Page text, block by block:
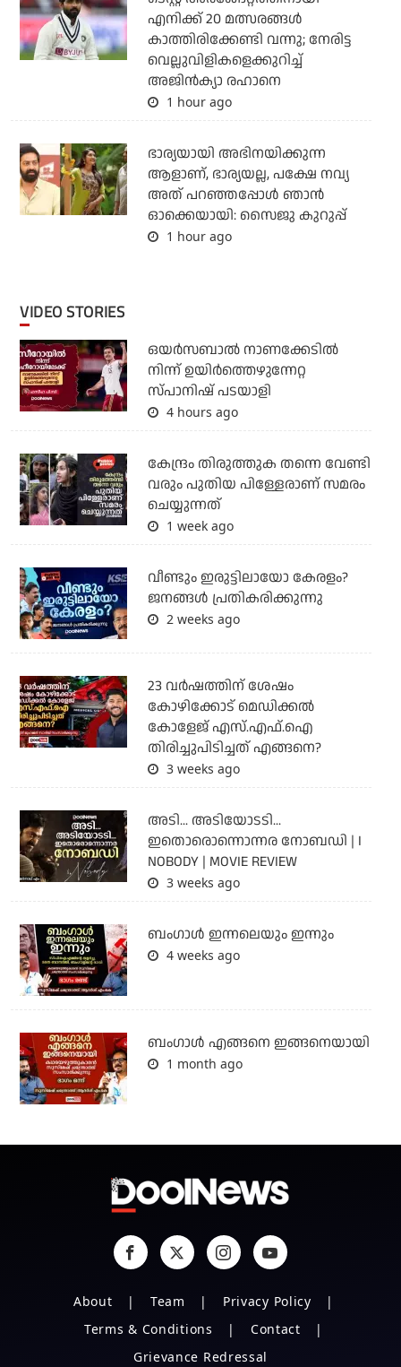
എനിക്ക് 20 മത്സരങ്ങള്‍
കാത്തിരിക്കേണ്ടി വന്നു; നേരിട്ട
വെല്ലുവിളികളെക്കുറിച്ച്
അജിന്‍ക്യാ രഹാനെ
1 hour ago
ഭാര്യയായി അഭിനയിക്കുന്ന
ആളാണ്, ഭാര്യയല്ല, പക്ഷേ നവ്യ
അത് പറഞ്ഞപ്പോള്‍ ഞാന്‍
ഓക്കെയായി: സൈജു കുറുപ്പ്
1 hour ago
VIDEO STORIES
ഒയര്‍സബാൽ നാണക്കേടിൽ
നിന്ന് ഉയിർത്തെഴുന്നേറ്റ
സ്പാനിഷ് പടയാളി
4 hours ago
കേന്ദ്രം തിരുത്തുക തന്നെ വേണ്ടി
വരും പുതിയ പിള്ളേരാണ് സമരം
ചെയ്യുന്നത്
1 week ago
വീണ്ടും ഇരുട്ടിലായോ കേരളം?
ജനങ്ങൾ പ്രതികരിക്കുന്നു
2 weeks ago
23 വർഷത്തിന് ശേഷം
കോഴിക്കോട് മെഡിക്കൽ
കോളേജ് എസ്.എഫ്.ഐ
തിരിച്ചുപിടിച്ചത് എങ്ങനെ?
3 weeks ago
അടി... അടിയോടടി...
ഇതൊരൊന്നൊന്നര നോബഡി | I
NOBODY | MOVIE REVIEW
3 weeks ago
ബംഗാള്‍ ഇന്നലെയും ഇന്നും
4 weeks ago
ബം​ഗാൾ എങ്ങനെ ഇങ്ങനെയായി
1 month ago
About Team
Privacy Policy
Terms & Conditions
Contact
Grievance Redressal